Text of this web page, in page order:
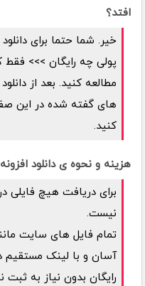
افتد؟
خیر. شما حتما برای
پولی چه رایگان >>>
های گفته شده در این
کنید.
هزینه و نحوه ی دانلود افزونه Perfmatters به چه صورت است؟
برای دریافت هیچ فایلی
نیست.
آسان و با لینک مستقیم
رایگان بدون نیاز به